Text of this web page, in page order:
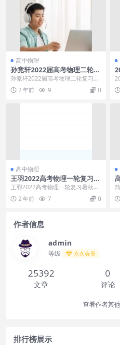
高中物理
孙竞轩2022届高考物理二轮复
习寒春联报 寒假班
孙竞轩2022届高考物理二轮复习寒
春联报 寒假班目录：└─【2022寒
假】高三物...
2 年前 9 0
高中物理
王羽2022高考物理一轮复习暑
秋联报14大招十四：选修3-3
王羽2022高考物理一轮复习暑秋联
报14大招十四：选修3-3，选择了理
科的你物理...
2 年前 7 0
作者信息
admin
等级 永久会员
25392
文章
0
评论
查看作者其
排行榜展示